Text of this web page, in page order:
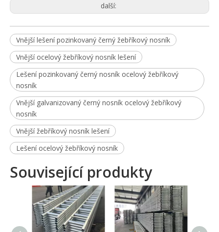
další:
Vnější lešení pozinkovaný černý žebříkový nosník
Vnější ocelový žebříkový nosník lešení
Lešení pozinkovaný černý nosník ocelový žebříkový
nosník
Vnější galvanizovaný černý nosník ocelový žebříkový
nosník
Vnější žebříkový nosník lešení
Lešení ocelový žebříkový nosník
Související produkty